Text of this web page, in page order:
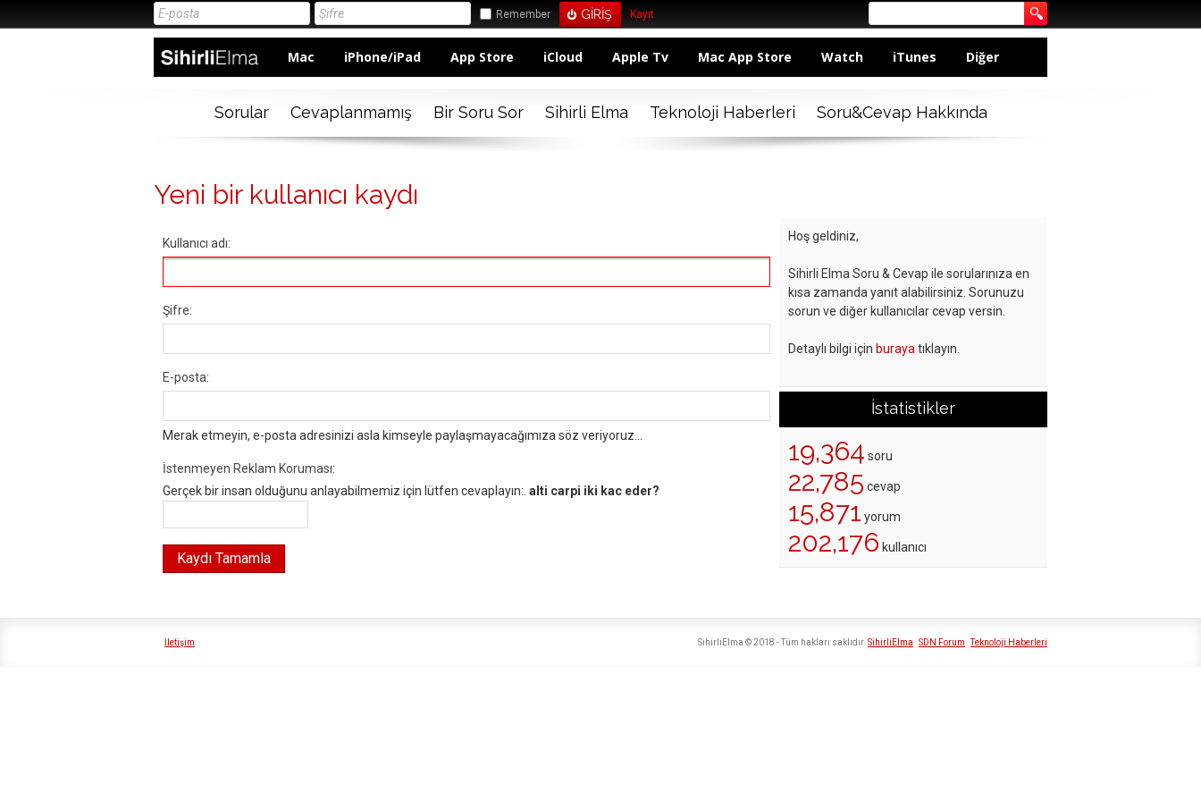
Remember Kayıt
Mac iPhone/iPad App Store iCloud Apple Tv Mac App Store Watch iTunes Diğer
Sorular Cevaplanmamış Bir Soru Sor Sihirli Elma Teknoloji Haberleri Soru&Cevap Hakkında
Yeni bir kullanıcı kaydı
Kullanıcı adı:
Şifre:
E-posta:
Merak etmeyin, e-posta adresinizi asla kimseyle paylaşmayacağımıza söz veriyoruz...
İstenmeyen Reklam Koruması:
Gerçek bir insan olduğunu anlayabilmemiz için lütfen cevaplayın:. alti carpi iki kac eder?
Hoş geldiniz,
Sihirli Elma Soru & Cevap ile sorularınıza en
kısa zamanda yanıt alabilirsiniz. Sorunuzu
sorun ve diğer kullanıcılar cevap versin.
Detaylı bilgi için buraya tıklayın.
İstatistikler
19,364 soru
22,785 cevap
15,871 yorum
202,176 kullanıcı
İletişim SihirliElma SDN Forum Teknoloji Haberleri
SihirliElma © 2018 - Tüm hakları saklıdır